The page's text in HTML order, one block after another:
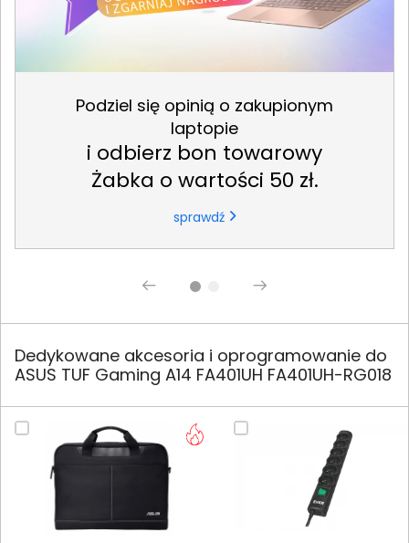
Podziel się opinią o zakupionym
laptopie
i odbierz bon towarowy
Żabka o wartości 50 zł.
sprawdź
Dedykowane akcesoria i oprogramowanie do
ASUS TUF Gaming A14 FA401UH FA401UH-RG018